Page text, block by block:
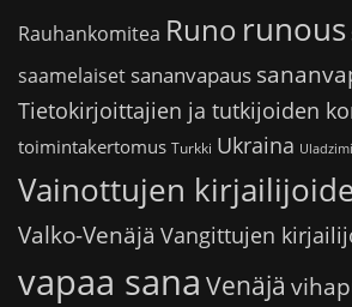
Rauhankomitea Runo runous
saamelaiset sananvapaus
Tietokirjoittajien ja tutkijoiden
toimintakertomus Turkki Ukraina
Vainottujen
Valko-Venäjä Vangittujen
vapaa sana Venäjä